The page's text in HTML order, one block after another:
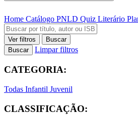
Home Catálogo PNLD Quiz Literário
Ver filtros
Buscar
Buscar
Limpar filtros
CATEGORIA:
Todas Infantil Juvenil
CLASSIFICAÇÃO: